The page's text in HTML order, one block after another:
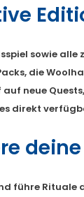
sowie
die
neue
direkt
führe Rituale